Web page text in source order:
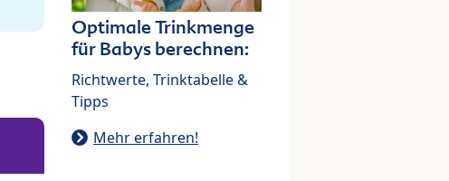
Optimale Trinkmenge
für Babys berechnen:
Richtwerte, Trinktabelle &
Tipps
Mehr erfahren!